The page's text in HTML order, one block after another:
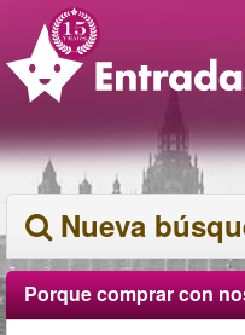
Nueva
Porque comprar con